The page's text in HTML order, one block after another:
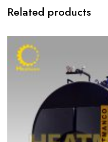
Related products